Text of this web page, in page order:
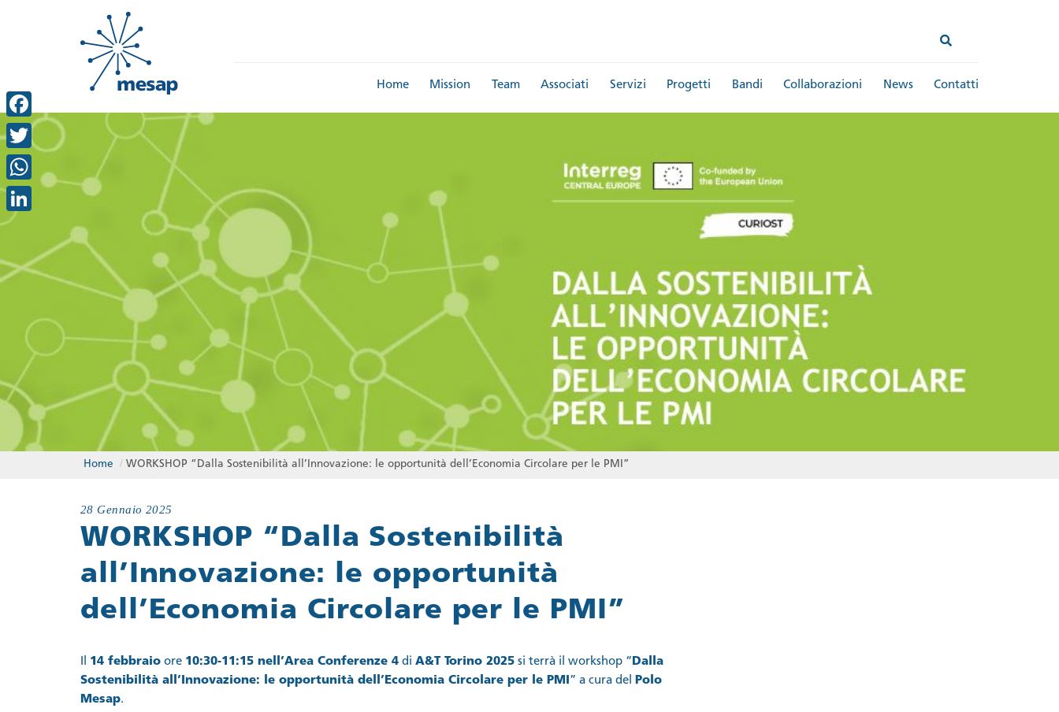
Home Mission Team Associati Servizi Progetti Bandi Collaborazioni News Contatti
Home / WORKSHOP “Dalla Sostenibilità all’Innovazione: le opportunità dell’Economia Circolare per le PMI”
28 Gennaio 2025
WORKSHOP “Dalla Sostenibilità
all’Innovazione: le opportunità
dell’Economia Circolare per le PMI”
Il 14 febbraio ore 10:30-11:15 nell’Area Conferenze 4 di A&T Torino 2025 si terrà il workshop “Dalla
Sostenibilità all’Innovazione: le opportunità dell’Economia Circolare per le PMI” a cura del Polo
Mesap.
Facebook
Twitter
WhatsApp
LinkedIn